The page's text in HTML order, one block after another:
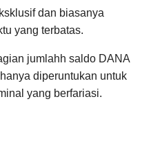
dan biasanya
yang terbatas.
jumlahh saldo DANA
diperuntukan untuk
yang berfariasi.